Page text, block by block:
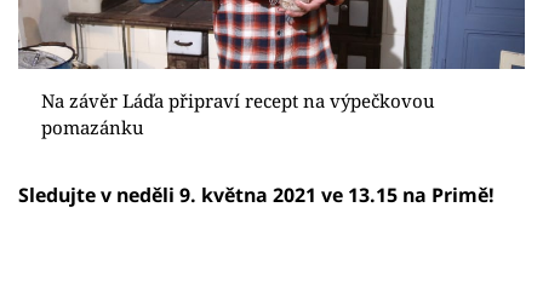
Na závěr Láďa připraví recept na výpečkovou
pomazánku
Sledujte v neděli 9. května 2021 ve 13.15 na Primě!